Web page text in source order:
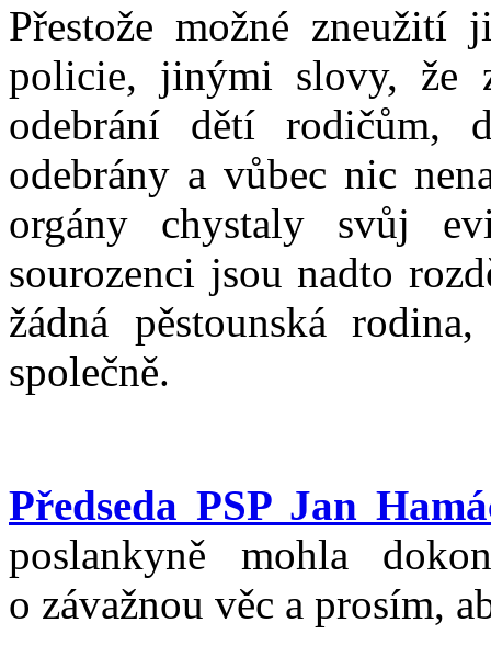
Přestože možné zneužití
policie, jinými slovy, že
odebrání dětí rodičům,
odebrány a vůbec nic
orgány chystaly svůj
sourozenci jsou nadto
žádná pěstounská
společně.
Předseda PSP Jan
poslankyně mohla
o závažnou věc a prosím,